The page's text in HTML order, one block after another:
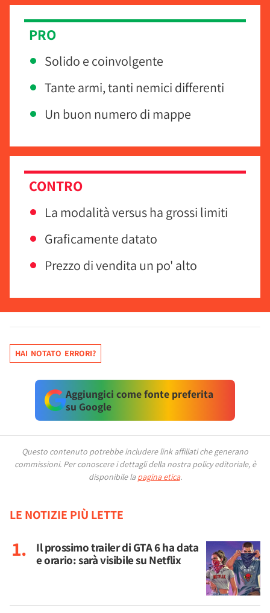
PRO
Solido e coinvolgente
Tante armi, tanti nemici differenti
Un buon numero di mappe
CONTRO
La modalità versus ha grossi limiti
Graficamente datato
Prezzo di vendita un po' alto
HAI NOTATO ERRORI?
Aggiungici come fonte preferita
su Google
Questo contenuto potrebbe includere link affiliati che generano
commissioni. Per conoscere i dettagli della nostra policy editoriale, è
disponibile la pagina etica.
LE NOTIZIE PIÙ LETTE
Il prossimo trailer di GTA 6 ha data
e orario: sarà visibile su Netflix